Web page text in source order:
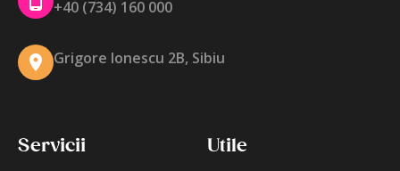
+40 (734) 160 000
Grigore Ionescu 2B, Sibiu
Servicii Utile